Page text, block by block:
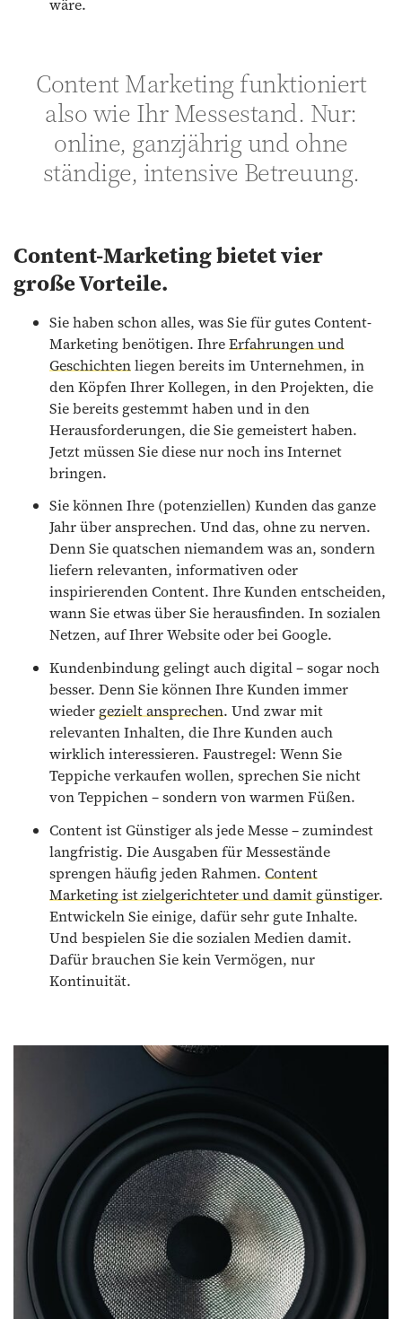
wäre.
Content Marketing funktioniert
also wie Ihr Messestand. Nur:
online, ganzjährig und ohne
ständige, intensive Betreuung.
Content-Marketing bietet vier
große Vorteile.
Sie haben schon alles, was Sie für gutes Content-
Marketing benötigen. IhreErfahrungen und
Geschichtenliegen bereits im Unternehmen, in
den Köpfen Ihrer Kollegen, in den Projekten, die
Sie bereits gestemmt haben und in den
Herausforderungen, die Sie gemeistert haben.
Jetzt müssen Sie diese nur noch ins Internet
bringen.
Sie können Ihre (potenziellen) Kunden das ganze
Jahr über ansprechen. Und das, ohne zu nerven.
Denn Sie quatschen niemandem was an, sondern
liefern relevanten, informativen oder
inspirierenden Content. Ihre Kunden entscheiden,
wann Sie etwas über Sie herausfinden. In sozialen
Netzen, auf Ihrer Website oder bei Google.
Kundenbindung gelingt auch digital – sogar noch
besser. Denn Sie können Ihre Kunden immer
wiedergezielt ansprechen. Und zwar mit
relevanten Inhalten, die Ihre Kunden auch
wirklich interessieren. Faustregel: Wenn Sie
Teppiche verkaufen wollen, sprechen Sie nicht
von Teppichen – sondern von warmen Füßen.
Content ist Günstiger als jede Messe – zumindest
langfristig. Die Ausgaben für Messestände
sprengen häufig jeden Rahmen. Content
Marketing ist zielgerichteter und damit günstiger.
Entwickeln Sie einige, dafür sehr gute Inhalte.
Und bespielen Sie die sozialen Medien damit.
Dafür brauchen Sie kein Vermögen, nur
Kontinuität.